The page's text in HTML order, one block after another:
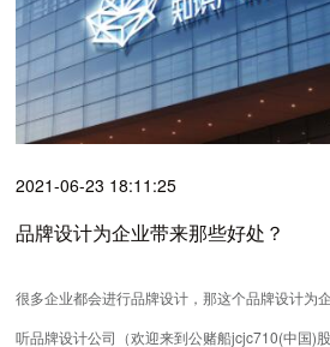
2021-06-23 18:11:25
品牌设计为企业带来那些好处？
很多企业都会进行品牌设计，那这个品牌设计为
听品牌设计公司（欢迎来到公赌船jcjc710(中国)